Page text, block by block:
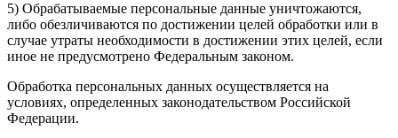
5) Обрабатываемые персональные данные уничтожаются,
либо обезличиваются по достижении целей обработки или в
случае утраты необходимости в достижении этих целей, если
иное не предусмотрено Федеральным законом.
Обработка персональных данных осуществляется на
условиях, определенных законодательством Российской
Федерации.